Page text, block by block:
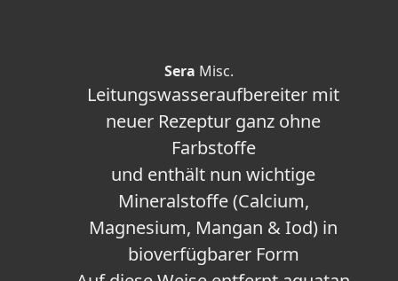
Sera Misc.
Leitungswasseraufbereiter mit
neuer Rezeptur ganz ohne
Farbstoffe
und enthält nun wichtige
Mineralstoffe (Calcium,
Magnesium, Mangan & Iod) in
bioverfügbarer Form